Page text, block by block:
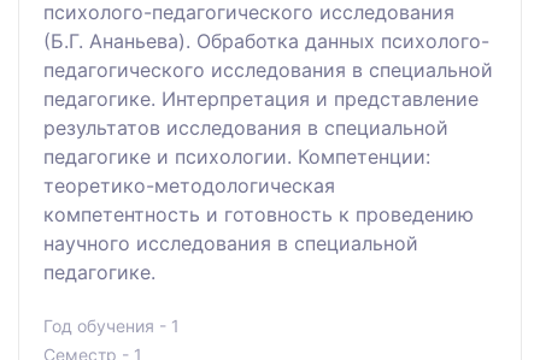
психолого-педагогического исследования
(Б.Г. Ананьева). Обработка данных психолого-
педагогического исследования в специальной
педагогике. Интерпретация и представление
результатов исследования в специальной
педагогике и психологии. Компетенции:
теоретико-методологическая
компетентность и готовность к проведению
научного исследования в специальной
педагогике.
Год обучения - 1
Семестр - 1